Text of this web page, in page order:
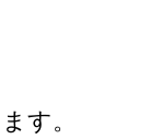
す。